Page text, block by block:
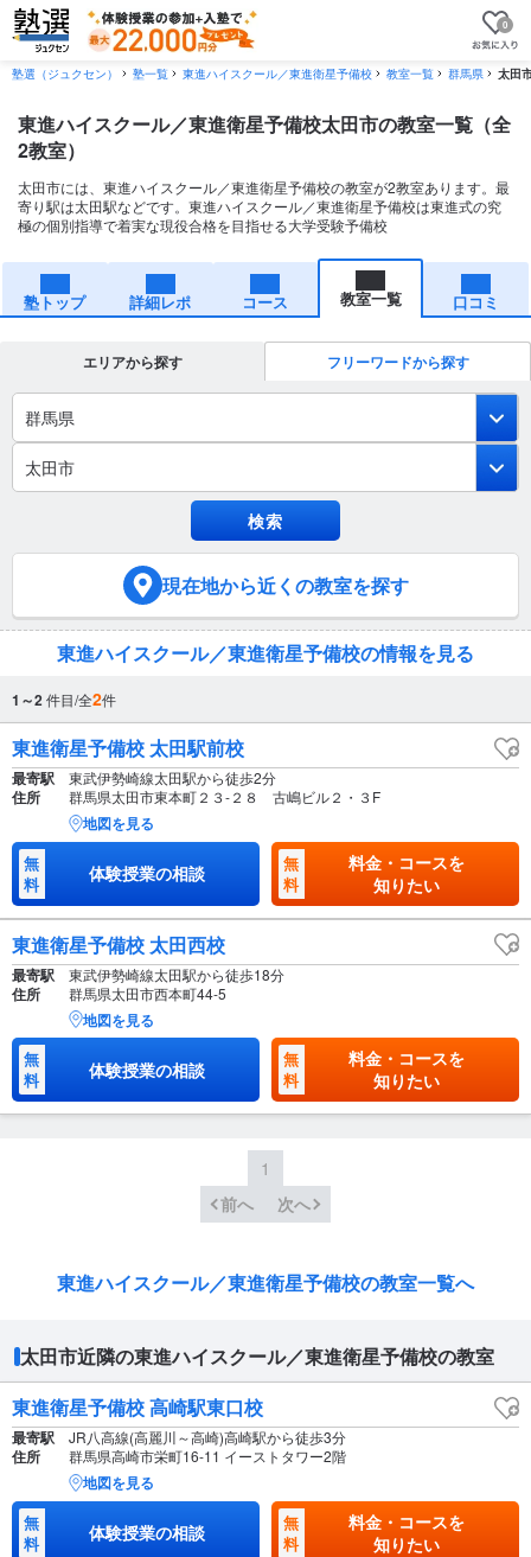
0
塾選（ジュクセン） 塾一覧 東進ハイスクール／東進衛星予備校 教室一覧 群馬県 太田
東進ハイスクール／東進衛星予備校太田市の教室一覧（全
2教室）
太田市には、東進ハイスクール／東進衛星予備校の教室が2教室あります。最
寄り駅は太田駅などです。東進ハイスクール／東進衛星予備校は東進式の究
極の個別指導で着実な現役合格を目指せる大学受験予備校
塾トップ 詳細レポ コース 教室一覧 口コミ
エリアから探す フリーワードから探す
群馬県
太田市
現在地から近くの教室を探す
東進ハイスクール／東進衛星予備校の情報を見る
1～2件目/全2件
東進衛星予備校 太田駅前校
最寄駅 東武伊勢崎線太田駅から徒歩2分
住所 群馬県太田市東本町２３-２８ 古嶋ビル２・３F
地図を見る
無
料
体験授業の相談
無
料
料金・コースを
知りたい
東進衛星予備校 太田西校
最寄駅 東武伊勢崎線太田駅から徒歩18分
住所 群馬県太田市西本町44-5
地図を見る
無
料
体験授業の相談
無
料
料金・コースを
知りたい
1
前へ
次へ
東進ハイスクール／東進衛星予備校の教室一覧へ
太田市近隣の東進ハイスクール／東進衛星予備校の教室
東進衛星予備校 高崎駅東口校
最寄駅 JR八高線(高麗川～高崎)高崎駅から徒歩3分
住所 群馬県高崎市栄町16-11 イーストタワー2階
地図を見る
無
料
体験授業の相談
無
料
料金・コースを
知りたい